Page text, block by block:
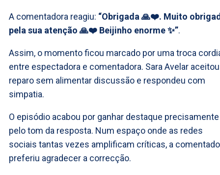
A comentadora reagiu: “Obrigada 🙏❤️. Muito
pela sua atenção 🙏❤️ Beijinho enorme ✨”.
Assim, o momento ficou marcado por uma troca
entre espectadora e comentadora. Sara Avelar
reparo sem alimentar discussão e respondeu com
simpatia.
O episódio acabou por ganhar destaque precisamente
pelo tom da resposta. Num espaço onde as redes
sociais tantas vezes amplificam críticas, a
preferiu agradecer a correcção.